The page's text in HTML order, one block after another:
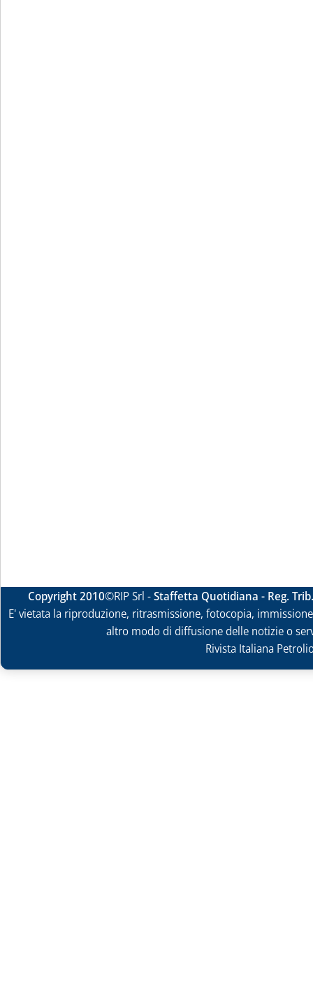
Copyright 2010©RIP Srl -Staffetta Quotidiana - Reg.
E' vietata la riproduzione, ritrasmissione, fotocopia,
altro modo di diffusione delle notizie o
Rivista Italiana